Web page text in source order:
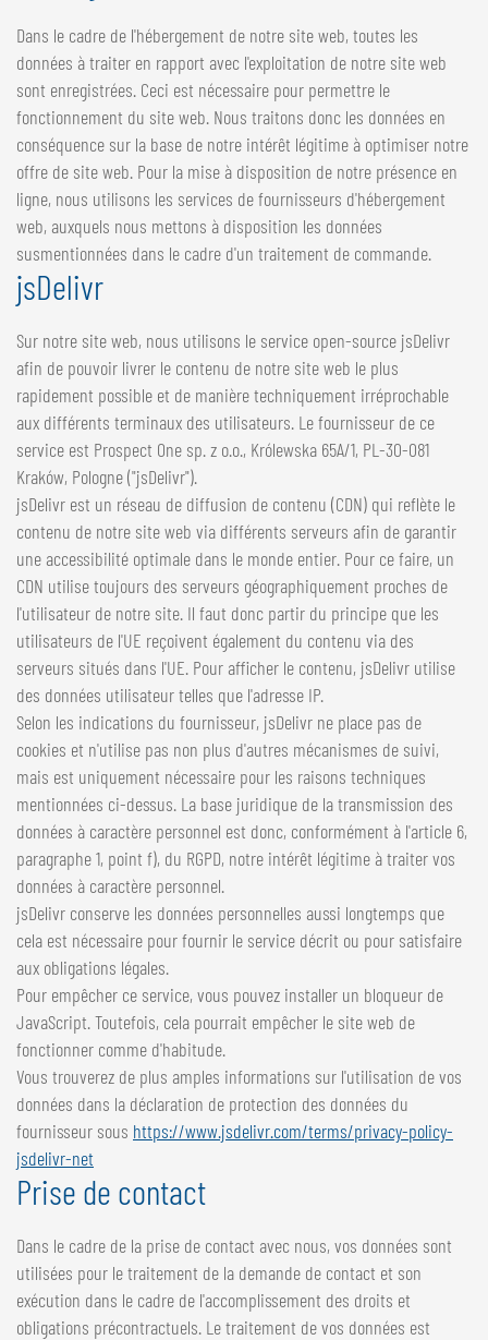
Dans le cadre de l'hébergement de notre site web, toutes les
données à traiter en rapport avec l'exploitation de notre site web
sont enregistrées. Ceci est nécessaire pour permettre le
fonctionnement du site web. Nous traitons donc les données en
conséquence sur la base de notre intérêt légitime à optimiser notre
offre de site web. Pour la mise à disposition de notre présence en
ligne, nous utilisons les services de fournisseurs d'hébergement
web, auxquels nous mettons à disposition les données
susmentionnées dans le cadre d'un traitement de commande.
jsDelivr
Sur notre site web, nous utilisons le service open-source jsDelivr
afin de pouvoir livrer le contenu de notre site web le plus
rapidement possible et de manière techniquement irréprochable
aux différents terminaux des utilisateurs. Le fournisseur de ce
service est Prospect One sp. z o.o., Królewska 65A/1, PL-30-081
Kraków, Pologne ("jsDelivr").
jsDelivr est un réseau de diffusion de contenu (CDN) qui reflète le
contenu de notre site web via différents serveurs afin de garantir
une accessibilité optimale dans le monde entier. Pour ce faire, un
CDN utilise toujours des serveurs géographiquement proches de
l'utilisateur de notre site. Il faut donc partir du principe que les
utilisateurs de l'UE reçoivent également du contenu via des
serveurs situés dans l'UE. Pour afficher le contenu, jsDelivr utilise
des données utilisateur telles que l'adresse IP.
Selon les indications du fournisseur, jsDelivr ne place pas de
cookies et n'utilise pas non plus d'autres mécanismes de suivi,
mais est uniquement nécessaire pour les raisons techniques
mentionnées ci-dessus. La base juridique de la transmission des
données à caractère personnel est donc, conformément à l'article 6,
paragraphe 1, point f), du RGPD, notre intérêt légitime à traiter vos
données à caractère personnel.
jsDelivr conserve les données personnelles aussi longtemps que
cela est nécessaire pour fournir le service décrit ou pour satisfaire
aux obligations légales.
Pour empêcher ce service, vous pouvez installer un bloqueur de
JavaScript. Toutefois, cela pourrait empêcher le site web de
fonctionner comme d'habitude.
Vous trouverez de plus amples informations sur l'utilisation de vos
données dans la déclaration de protection des données du
fournisseur sous https://www.jsdelivr.com/terms/privacy-policy-
jsdelivr-net
Prise de contact
Dans le cadre de la prise de contact avec nous, vos données sont
utilisées pour le traitement de la demande de contact et son
exécution dans le cadre de l'accomplissement des droits et
obligations précontractuels. Le traitement de vos données est